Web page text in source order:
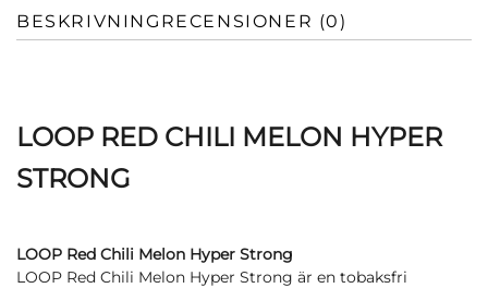
BESKRIVNING RECENSIONER (0)
LOOP RED CHILI MELON HYPER
STRONG
LOOP Red Chili Melon Hyper Strong
LOOP Red Chili Melon Hyper Strong är en tobaksfri